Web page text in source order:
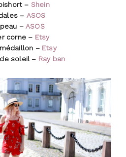
– Shein
– ASOS
–ASOS
corne – Etsy
– Etsy
soleil – Ray ban